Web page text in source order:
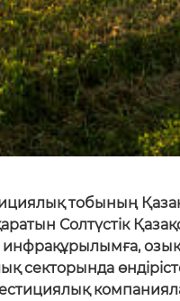
тобының
Солтүстік